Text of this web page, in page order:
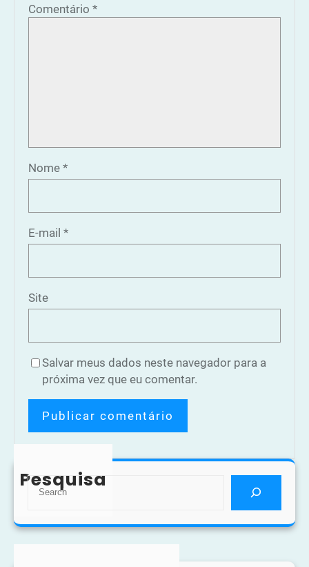
Comentário *
Nome *
E-mail *
Site
Salvar meus dados neste navegador para a
próxima vez que eu comentar.
Pesquisa
S
r